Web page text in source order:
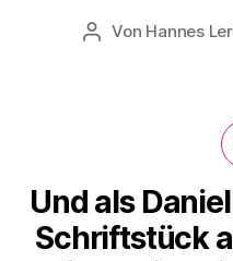
Beitragsautor
Von Hannes
Und als
Schriftstück